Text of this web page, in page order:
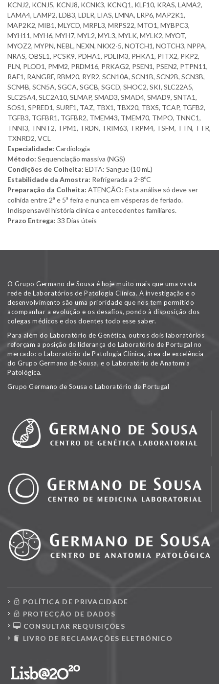
KCNJ2, KCNJ5, KCNJ8, KCNK3, KCNQ1, KLF10, KRAS, LAMA2,
LAMA4, LAMP2, LDB3, LDLR, LIAS, LMNA, LRP6, MAP2K1,
MAP2K2, MIB1, MLYCD, MRPL3, MRPS22, MTO1, MYBPC3,
MYH11, MYH6, MYH7, MYL2, MYL3, MYLK, MYLK2, MYOT,
MYOZ2, MYPN, NEBL, NEXN, NKX2-5, NOTCH1, NOTCH3, NPPA,
NRAS, OBSL1, PCSK9, PDHA1, PDLIM3, PHKA1, PITX2, PKP2,
PLN, PLOD1, PMM2, PRDM16, PRKAG2, PSEN1, PSEN2, PTPN11,
RAF1, RANGRF, RBM20, RYR2, SCN10A, SCN1B, SCN2B, SCN3B,
SCN4B, SCN5A, SGCA, SGCB, SGCD, SHOC2, SKI, SLC22A5,
SLC25A4, SLC2A10, SLMAP, SMAD3, SMAD4, SMAD9, SNTA1,
SOS1, SPRED1, SURF1, TAZ, TBX1, TBX20, TBX5, TCAP, TGFB2,
TGFB3, TGFBR1, TGFBR2, TMEM43, TMEM70, TMPO, TNNC1,
TNNI3, TNNT2, TPM1, TRDN, TRIM63, TRPM4, TSFM, TTN, TTR,
TXNRD2, VCL
Especialidade: Cardiologia
Método: Sequenciação massiva (NGS)
Condições de Colheita: EDTA: Sangue (10 mL)
Estabilidade da Amostra: Refrigerada a 2-8ºC
Preparação da Colheita: ATENÇÃO: Esta análise só deve ser
colhida entre 2ª e 5ª feira e nunca em vésperas de feriado.
Indispensavél história clínica e antecedentes familiares.
Prazo Entrega: 33 Dias úteis
O Grupo Germano de Sousa é hoje muito mais que uma vasta
rede de Laboratórios de Patologia Clínica. A investigação e o
desenvolvimento são uma prioridade que nos tem permitido
acompanhar a evolução e os desafios, pondo à disposição dos
colegas médicos e dos doentes todo esse saber.
Para além do Laboratório de Genética, outros dois laboratórios
reforçam a posição de liderança do Laboratório de Portugal no
mercado: o Laboratório de Patologia Clínica, área de excelência
do Grupo Germano de Sousa, e o Laboratório de Anatomia
Patológica.
Grupo Germano de Sousa o Laboratório de Portugal
POLÍTICA DE PRIVACIDADE
PROTECÇÃO DE DADOS
CONSULTAR REQUISIÇÕES
LIVRO DE RECLAMAÇÕES ELETRÓNICO